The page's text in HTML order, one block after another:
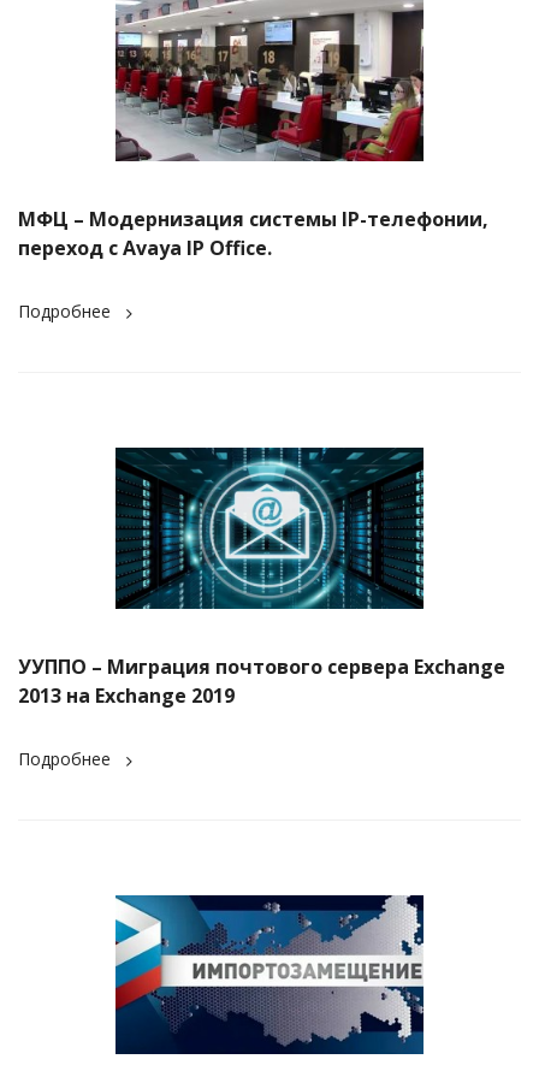
МФЦ – Модернизация системы IP-телефонии,
переход с Avaya IP Office.
Подробнее
УУППО – Миграция почтового сервера Exchange
2013 на Exchange 2019
Подробнее